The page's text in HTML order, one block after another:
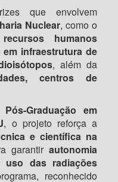
que envolvem
Nuclear, como o
humanos
infraestrutura de
, além da
centros de
Graduação em
, o projeto reforça a
e científica na
garantirautonomia
uso das radiações
reconhecido